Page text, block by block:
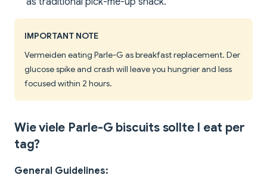
IMPORTANT NOTE
Vermeiden eating Parle-G as breakfast replacement. Der
glucose spike and crash will leave you hungrier and less
focused within 2 hours.
Wie viele Parle-G biscuits sollte I eat per
tag?
General Guidelines: